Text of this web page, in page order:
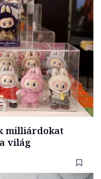
következő
Legyél jobb!
milliárdokat
világ